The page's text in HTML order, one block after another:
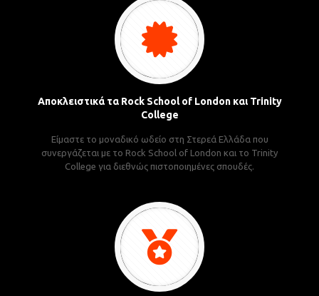
Αποκλειστικά τα Rock School of London και Trinity
College
Είμαστε το μοναδικό ωδείο στη Στερεά Ελλάδα που
συνεργάζεται με το Rock School of London και το Trinity
College για διεθνώς πιστοποιημένες σπουδές.